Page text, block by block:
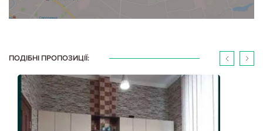
ПОДІБНІ ПРОПОЗИЦІЇ: